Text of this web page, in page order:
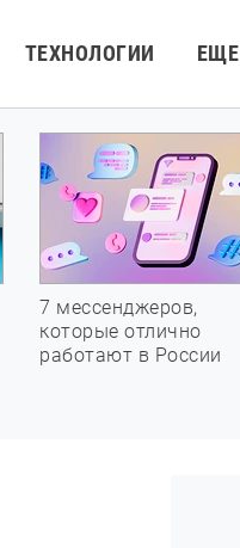
ТЕХНОЛОГИИ ЕЩЕ
7 мессенджеров,
которые отлично
работают в России